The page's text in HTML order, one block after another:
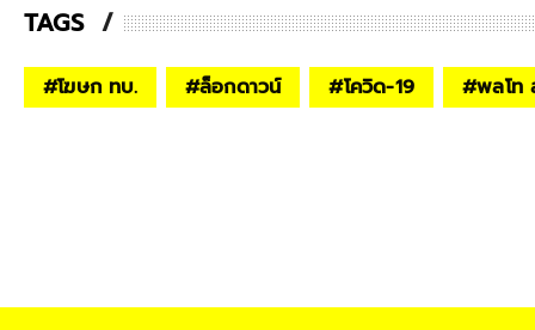
TAGS
#โฆษก ทบ. #ล็อกดาวน์ #โควิด-19 #พลโท